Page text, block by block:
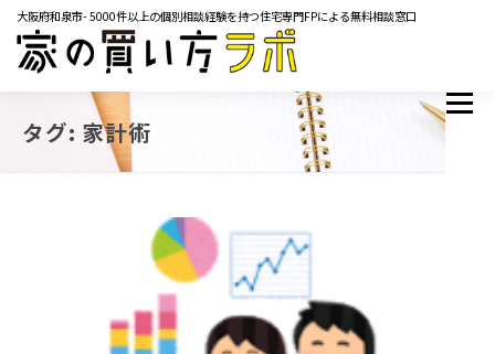
ツ
大阪府和泉市- 5000件以上の個別相談経験を持つ住宅専門FPによる無料相談窓口
メニュー
サービス内容 ご相談の流れ よくあるご質問
マネーコラム イベント・セミナー
タグ: 家計術